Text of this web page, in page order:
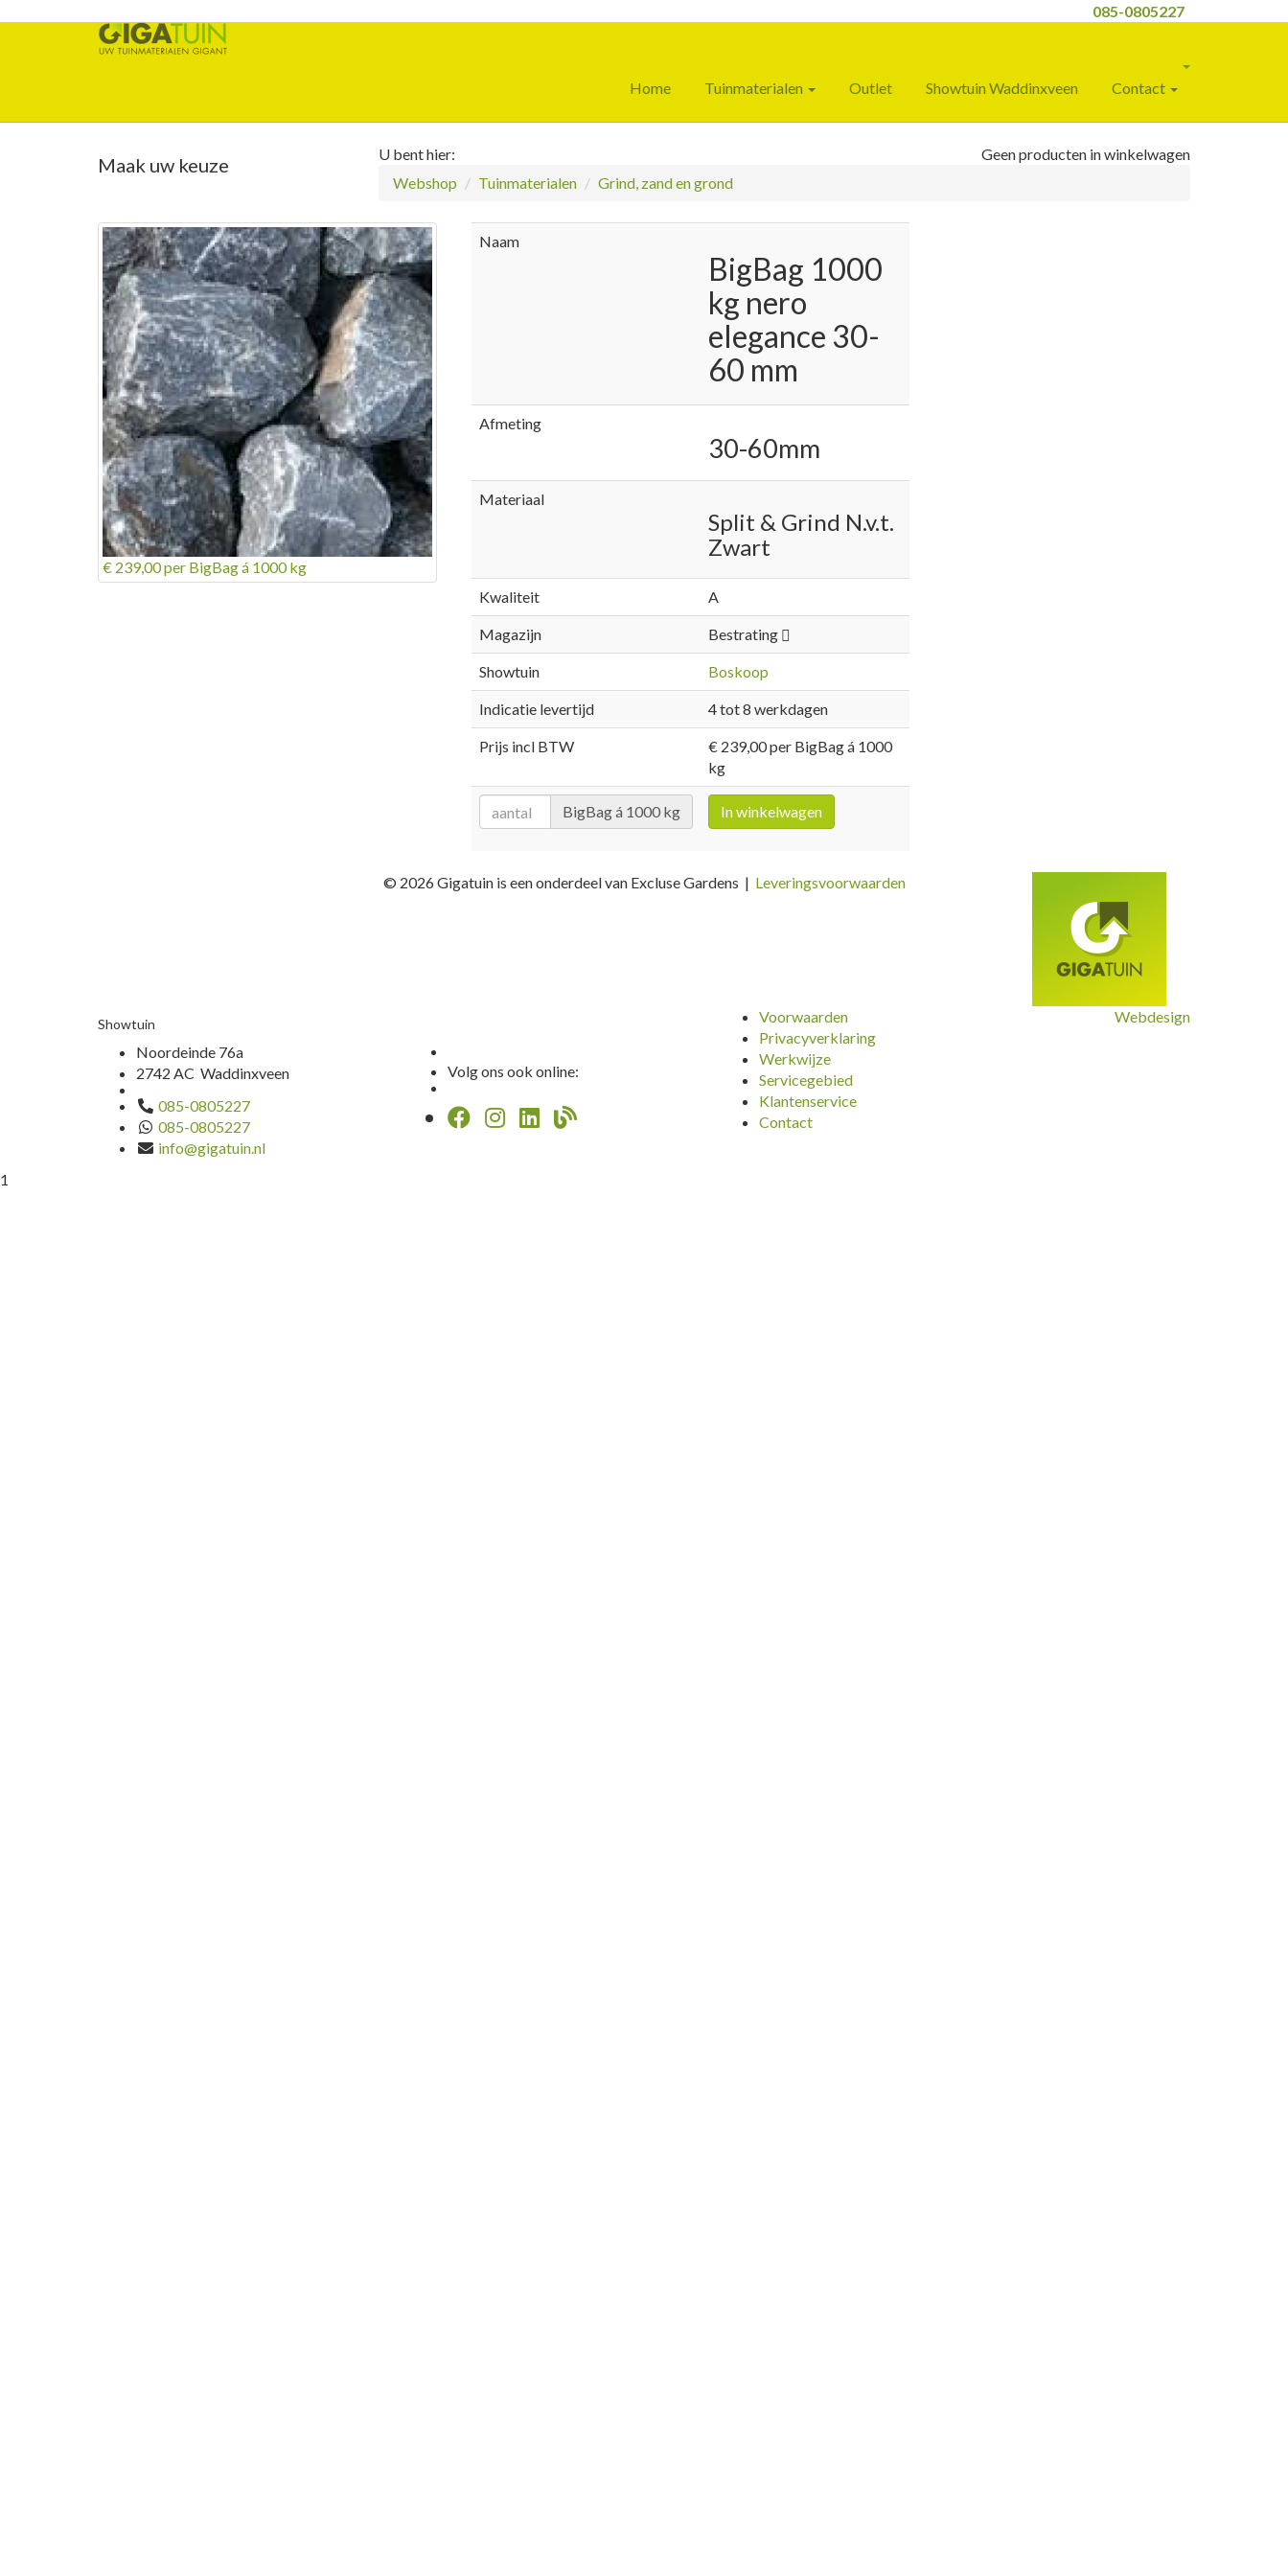
085-0805227
Home Tuinmaterialen Outlet Showtuin Waddinxveen Contact
Maak uw keuze Geen producten in winkelwagen
U bent hier:
Webshop
Tuinmaterialen Grind, zand en grond
€ 239,00per BigBag á 1000 kg
Naam
BigBag 1000
kg nero
elegance 30-
60 mm
Afmeting
30-60mm
Materiaal
Split & Grind N.v.t.
Zwart
Kwaliteit A
Magazijn Bestrating
Showtuin Boskoop
Indicatie levertijd 4 tot 8 werkdagen
Prijs incl BTW
€ 239,00 per BigBag á 1000
kg
BigBag á 1000 kg In winkelwagen
© 2026 Gigatuin is een onderdeel van Excluse Gardens | Leveringsvoorwaarden
Showtuin
Noordeinde 76a
2742 AC Waddinxveen
085-0805227
085-0805227
info@gigatuin.nl
Volg ons ook online:
Voorwaarden
Privacyverklaring
Werkwijze
Servicegebied
Klantenservice
Contact
Webdesign
1